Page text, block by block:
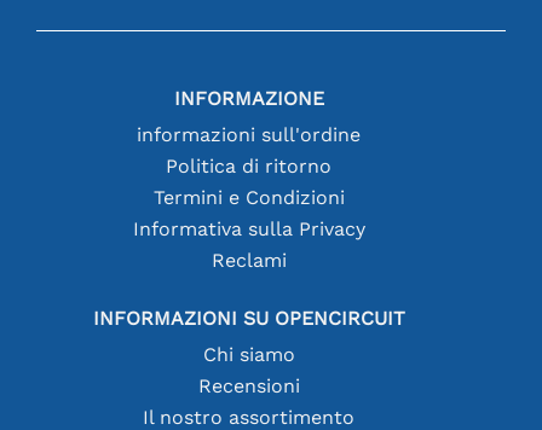
INFORMAZIONE
informazioni sull'ordine
Politica di ritorno
Termini e Condizioni
Informativa sulla Privacy
Reclami
INFORMAZIONI SU OPENCIRCUIT
Chi siamo
Recensioni
Il nostro assortimento